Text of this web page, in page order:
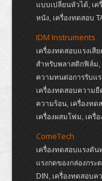
แบบเปลี่ยนหัวได้, เ
หนัง, เครื่องทดสอบ
IDM Instruments
เครื่องทดสอบแรงเสี
สำหรับพลาสติกฟิล์ม,
ความทนต่อการรับแ
เครื่องทดสอบความ
ความร้อน, เครื่องท
เครื่องผสมโฟม, เครื่
ComeTech
เครื่องทดสอบแรงดัน
แรงกดของกล่องกร
DIN, เครื่องทดสอบ